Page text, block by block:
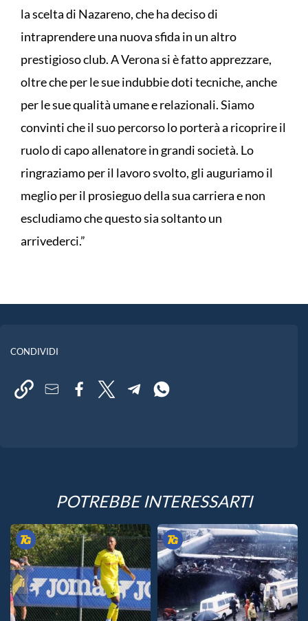
la scelta di Nazareno, che ha deciso di
intraprendere una nuova sfida in un altro
prestigioso club. A Verona si è fatto apprezzare,
oltre che per le sue indubbie doti tecniche, anche
per le sue qualità umane e relazionali. Siamo
convinti che il suo percorso lo porterà a ricoprire il
ruolo di capo allenatore in grandi società. Lo
ringraziamo per il lavoro svolto, gli auguriamo il
meglio per il prosieguo della sua carriera e non
escludiamo che questo sia soltanto un
arrivederci.”
CONDIVIDI
POTREBBE INTERESSARTI